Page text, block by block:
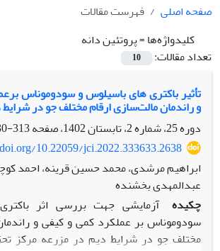
صفحه اصلی
فهرست مقالات
کلیدواژه‌ها =پروتئین دانه
تعداد مقالات:
10
تأثیر باکتری های باسیلوس و سودوموناس
و راندمان مالت‌سازی ارقام مختلف جو در
دوره 25، شماره 2، تابستان 1402، صفحه
313-330
10.22059/jci.2022.333633.2638
ابراهیم مرشدی، محمد حسین قرینه، احمد
عبدالمهدی بخشنده
چکیده
آزمایشی جهت بررسی اثر
سودوموناس بر عملکرد کمی و کیفی و
مختلف جو در شرایط دیم در مزرعه مرکز